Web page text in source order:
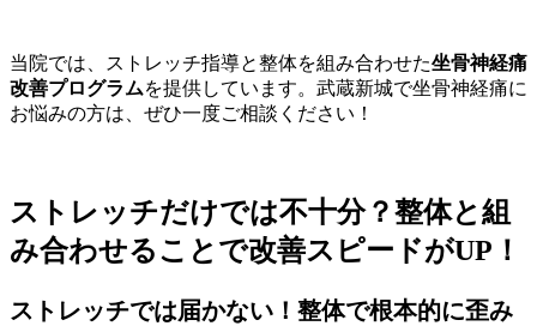
当院では、ストレッチ指導と整体を組み合わせた坐骨神経痛
改善プログラムを提供しています。武蔵新城で坐骨神経痛に
お悩みの方は、ぜひ一度ご相談ください！
ストレッチだけでは不十分？整体と組
み合わせることで改善スピードがUP！
ストレッチでは届かない！整体で根本的に歪み